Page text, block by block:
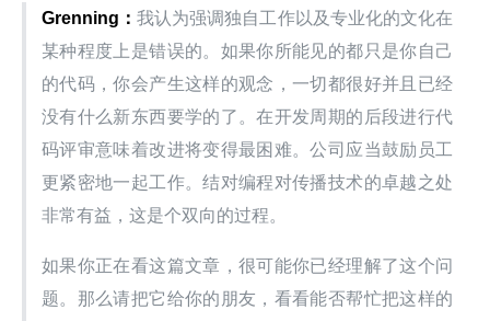
Grenning ：我认为强调独自工作以及专业化的文化在
某种程度上是错误的。如果你所能见的都只是你自己
的代码，你会产生这样的观念，一切都很好并且已经
没有什么新东西要学的了。在开发周期的后段进行代
码评审意味着改进将变得最困难。公司应当鼓励员工
更紧密地一起工作。结对编程对传播技术的卓越之处
非常有益，这是个双向的过程。
如果你正在看这篇文章，很可能你已经理解了这个问
题。那么请把它给你的朋友，看看能否帮忙把这样的